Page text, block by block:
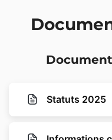
Statuts 2025